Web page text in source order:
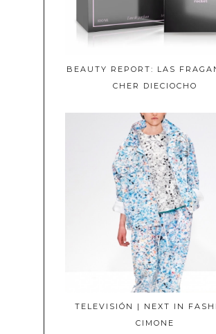
BEAUTY REPORT: LAS
CHER DIECIOCHO
TELEVISIÓN | NEXT IN
CIMONE